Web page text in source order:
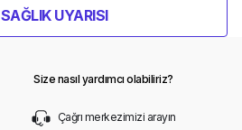
SAĞLIK UYARISI
Size nasıl yardımcı olabiliriz?
Çağrı merkezimizi arayın